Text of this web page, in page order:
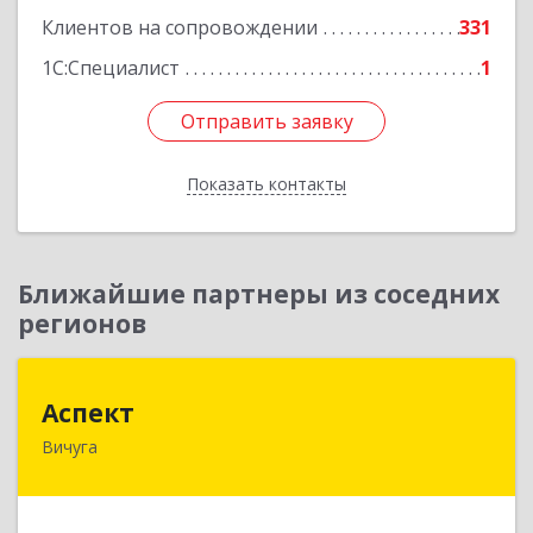
Клиентов на сопровождении
331
1С:Специалист
1
Отправить заявку
Показать контакты
Отправить заявку
Назад
Ближайшие партнеры из соседних
регионов
Аспект
Вичуга
155331, Ивановская обл, Вичугский р-н, Вичуга